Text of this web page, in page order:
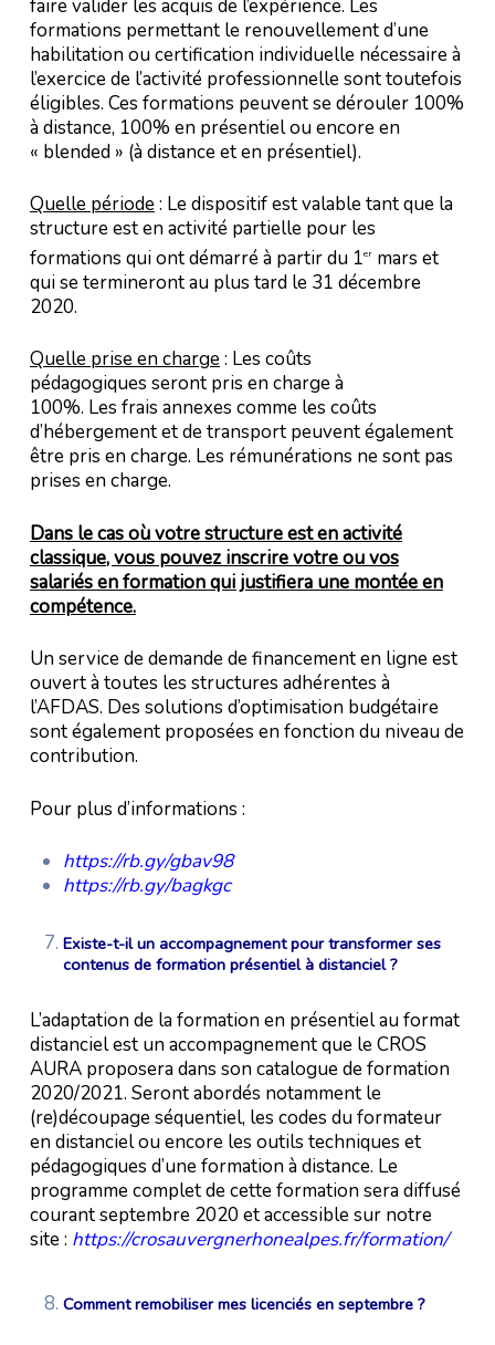
faire valider les acquis de l’expérience. Les
formations permettant le renouvellement d’une
habilitation ou certification individuelle nécessaire à
l’exercice de l’activité professionnelle sont toutefois
éligibles. Ces formations peuvent se dérouler 100%
à distance, 100% en présentiel ou encore en
« blended » (à distance et en présentiel).
Quelle période: Le dispositif est valable tant que la
structure est en activité partielle pour les
formations qui ont démarré à partir du 1ermars et
qui se termineront au plus tard le 31 décembre
2020.
Quelle prise en charge: Les coûts
pédagogiques seront pris en charge à
100%. Les frais annexes comme les coûts
d’hébergement et de transport peuvent également
être pris en charge. Les rémunérations ne sont pas
prises en charge.
Dans le cas où votre structure est en activité
classique, vous pouvez inscrire votre ou vos
salariés en formation qui justifiera une montée en
compétence.
Un service de demande de financement en ligne est
ouvert à toutes les structures adhérentes à
l’AFDAS. Des solutions d’optimisation budgétaire
sont également proposées en fonction du niveau de
contribution.
Pour plus d’informations :
https://rb.gy/gbav98
https://rb.gy/bagkgc
Existe-t-il un accompagnement pour transformer ses
contenus de formation présentiel à distanciel ?
L’adaptation de la formation en présentiel au format
distanciel est un accompagnement que le CROS
AURA proposera dans son catalogue de formation
2020/2021. Seront abordés notamment le
(re)découpage séquentiel, les codes du formateur
en distanciel ou encore les outils techniques et
pédagogiques d’une formation à distance. Le
programme complet de cette formation sera diffusé
courant septembre 2020 et accessible sur notre
site : https://crosauvergnerhonealpes.fr/formation/
Comment remobiliser mes licenciés en septembre ?